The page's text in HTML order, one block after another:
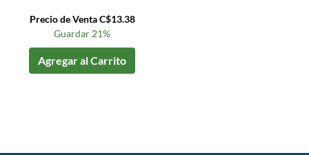
Precio de Venta C$13.38
Guardar 21%
Agregar al Carrito